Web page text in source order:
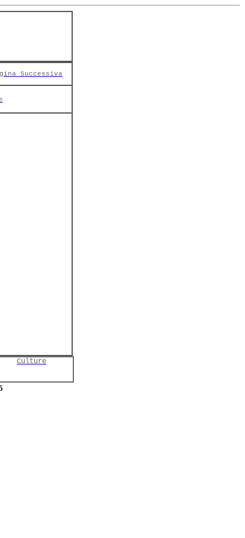
Successiva
Culture